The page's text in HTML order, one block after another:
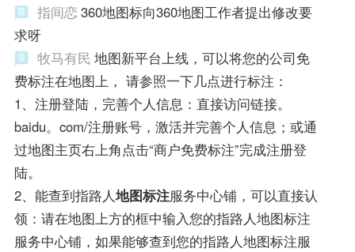
指间恋 360地图标向360地图工作者提出修改要
求呀
牧马有民 地图新平台上线，可以将您的公司免
费标注在地图上， 请参照一下几点进行标注：
1、注册登陆，完善个人信息：直接访问链接。
baidu。com/注册账号，激活并完善个人信息；或通
过地图主页右上角点击“商户免费标注”完成注册登
陆。
2、能查到指路人地图标注服务中心铺，可以直接认
领：请在地图上方的框中输入您的指路人地图标注
服务中心铺，如果能够查到您的指路人地图标注服